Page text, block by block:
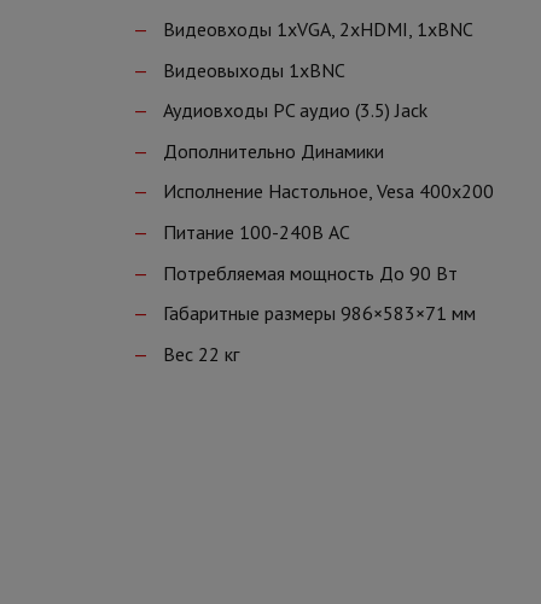
Видеовходы 1xVGA, 2xHDMI, 1хBNC
Видеовыходы 1хBNC
Аудиовходы PC аудио (3.5) Jack
Дополнительно Динамики
Исполнение Настольное, Vesa 400x200
Питание 100-240В AC
Потребляемая мощность До 90 Вт
Габаритные размеры 986×583×71 мм
Вес 22 кг